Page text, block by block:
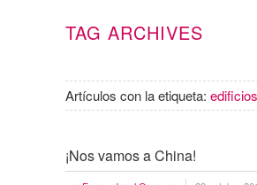
TAG ARCHIVES
Artículos con la etiqueta:
¡Nos vamos a China!